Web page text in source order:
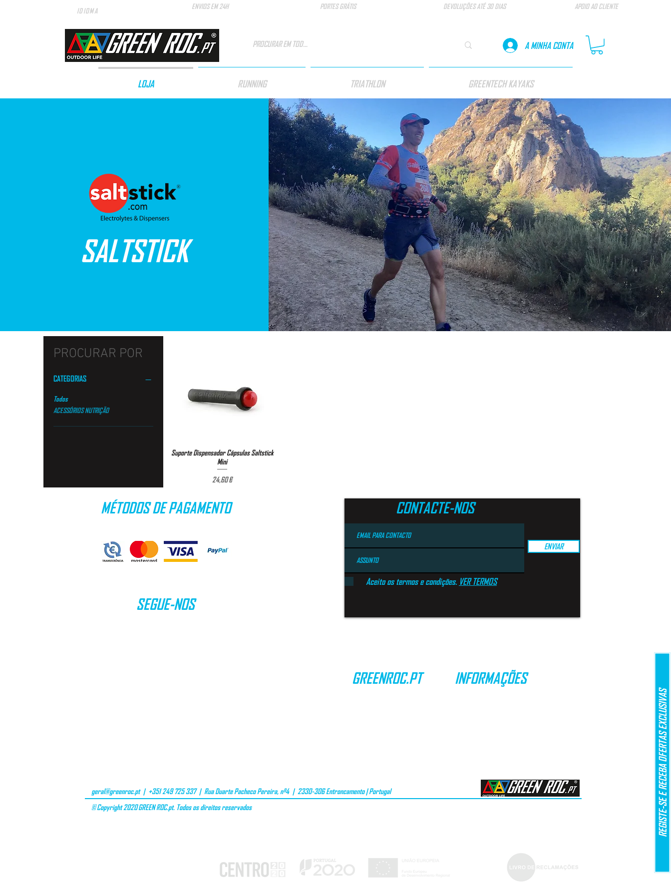
IDIOMA
ENVIOS EM 24H PORTES GRÁTIS DEVOLUÇÕES ATÉ 30 DIAS
A MINHA CONTA
APOIO AO CLIENTE
LOJA RUNNING TRIATHLON GREENTECH KAYAKS
SALTSTICK
PROCURAR POR
CATEGORIAS
Todos
ACESSÓRIOS NUTRIÇÃO
Visualização rápida
Suporte Dispensador Cápsulas Saltstick
Mini
Preço
24,60 €
REGISTE-SE E RECEBA OFERTAS EXCLUSIVAS
MÉTODOS DE PAGAMENTO
SEGUE-NOS
CONTACTE-NOS
ENVIAR
Aceito os termos e condições. VER TERMOS
GREENROC.PT INFORMAÇÕES
geral@greenroc.pt| +351 249 725 337 | Rua Duarte Pacheco Pereira, nº4 | 2330-306 Entroncamento | Portugal
© Copyright 2020 GREEN ROC.pt. Todos os direitos reservados